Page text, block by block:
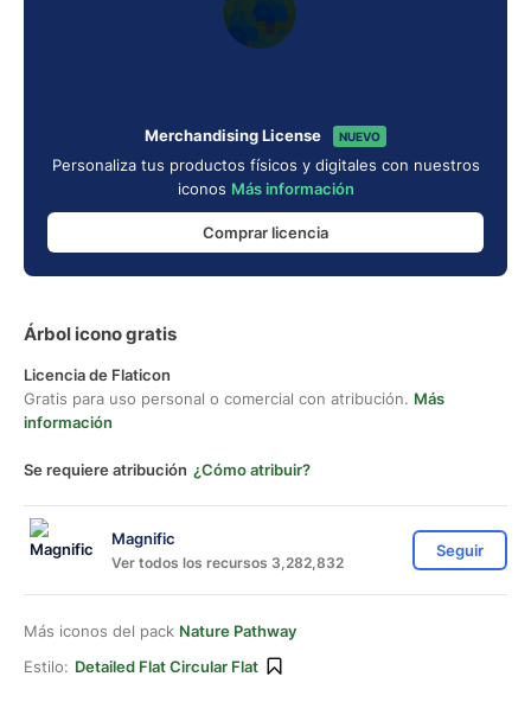
Merchandising License NUEVO
Personaliza tus productos físicos y digitales con nuestros
iconos Más información
Comprar licencia
Árbol icono gratis
Licencia de Flaticon
Gratis para uso personal o comercial con atribución. Más
información
Se requiere atribución ¿Cómo atribuir?
Magnific
Ver todos los recursos 3,282,832
Seguir
Más iconos del pack Nature Pathway
Estilo: Detailed Flat Circular Flat